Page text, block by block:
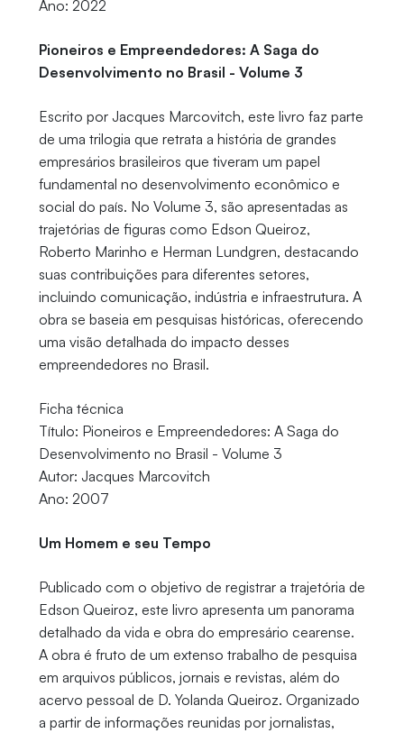
Ano: 2022
Pioneiros e Empreendedores: A Saga do
Desenvolvimento no Brasil - Volume 3
Escrito por Jacques Marcovitch, este livro faz parte
de uma trilogia que retrata a história de grandes
empresários brasileiros que tiveram um papel
fundamental no desenvolvimento econômico e
social do país. No Volume 3, são apresentadas as
trajetórias de figuras como Edson Queiroz,
Roberto Marinho e Herman Lundgren, destacando
suas contribuições para diferentes setores,
incluindo comunicação, indústria e infraestrutura. A
obra se baseia em pesquisas históricas, oferecendo
uma visão detalhada do impacto desses
empreendedores no Brasil.
Ficha técnica
Título: Pioneiros e Empreendedores: A Saga do
Desenvolvimento no Brasil - Volume 3
Autor: Jacques Marcovitch
Ano: 2007
Um Homem e seu Tempo
Publicado com o objetivo de registrar a trajetória de
Edson Queiroz, este livro apresenta um panorama
detalhado da vida e obra do empresário cearense.
A obra é fruto de um extenso trabalho de pesquisa
em arquivos públicos, jornais e revistas, além do
acervo pessoal de D. Yolanda Queiroz. Organizado
a partir de informações reunidas por jornalistas,